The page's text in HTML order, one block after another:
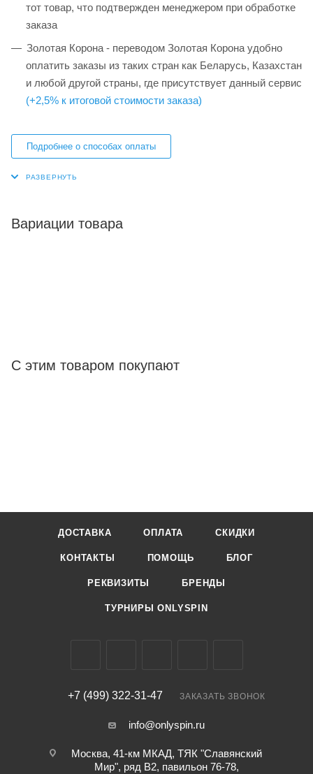
тот товар, что подтвержден менеджером при обработке
заказа
Золотая Корона - переводом Золотая Корона удобно
оплатить заказы из таких стран как Беларусь, Казахстан
и любой другой страны, где присутствует данный сервис
(+2,5% к итоговой стоимости заказа)
Подробнее о способах оплаты
Вариации товара
С этим товаром покупают
ДОСТАВКА ОПЛАТА СКИДКИ
КОНТАКТЫ ПОМОЩЬ БЛОГ
РЕКВИЗИТЫ БРЕНДЫ
ТУРНИРЫ ONLYSPIN
+7 (499) 322-31-47 ЗАКАЗАТЬ ЗВОНОК
info@onlyspin.ru
Москва, 41-км МКАД, ТЯК "Славянский
Мир", ряд В2, павильон 76-78,